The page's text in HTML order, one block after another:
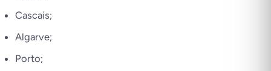
Cascais;
Algarve;
Porto;